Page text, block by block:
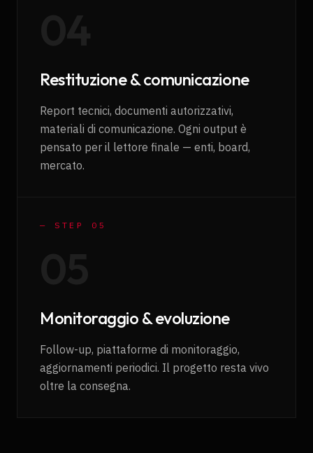
Restituzione & comunicazione
Report tecnici, documenti autorizzativi,
materiali di comunicazione. Ogni output è
pensato per il lettore finale — enti, board,
mercato.
— STEP 0 5
Monitoraggio & evoluzione
Follow-up, piattaforme di monitoraggio,
aggiornamenti periodici. Il progetto resta vivo
oltre la consegna.